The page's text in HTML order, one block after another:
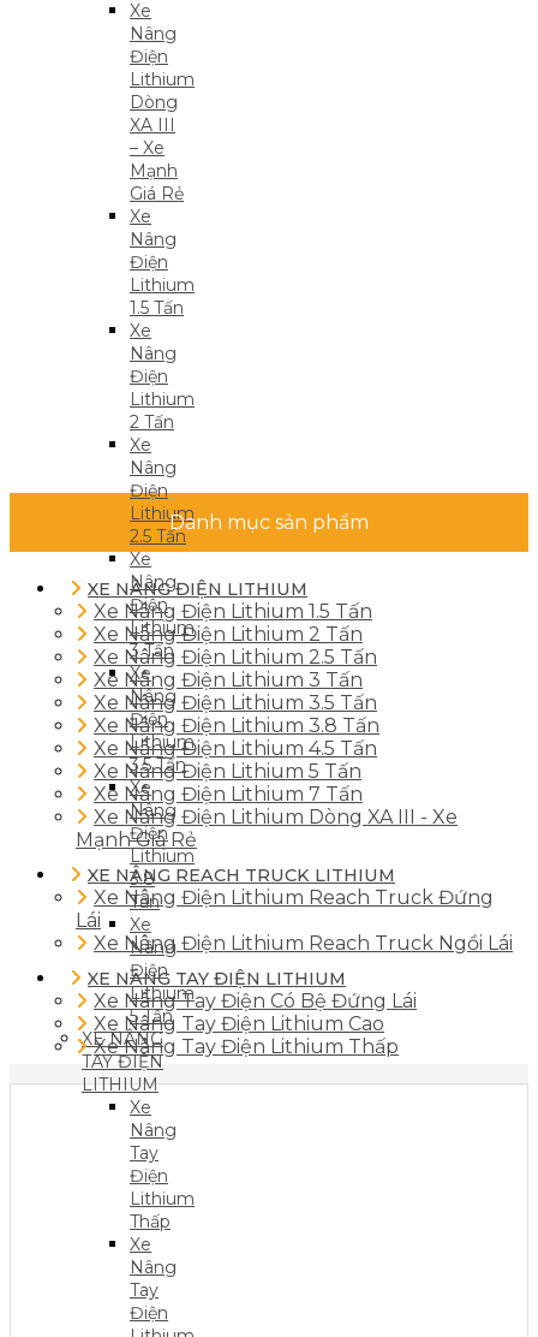
Xe
Nâng
Điện
Lithium
Dòng
XA III
– Xe
Mạnh
Giá Rẻ
Xe
Nâng
Điện
Lithium
1.5 Tấn
Xe
Nâng
Điện
Lithium
2 Tấn
Xe
Nâng
Điện
Lithium
2.5 Tấn
Xe
Nâng
Điện
Lithium
3 Tấn
Xe
Nâng
Điện
Lithium
3.5 Tấn
Xe
Nâng
Điện
Lithium
3.8
Tấn
Xe
Nâng
Điện
Lithium
5 Tấn
XE NÂNG
TAY ĐIỆN
LITHIUM
Xe
Nâng
Tay
Điện
Lithium
Thấp
Xe
Nâng
Tay
Điện
Danh mục sản phẩm
XE NÂNG ĐIỆN LITHIUM
Xe Nâng Điện Lithium 1.5 Tấn
Xe Nâng Điện Lithium 2 Tấn
Xe Nâng Điện Lithium 2.5 Tấn
Xe Nâng Điện Lithium 3 Tấn
Xe Nâng Điện Lithium 3.5 Tấn
Xe Nâng Điện Lithium 3.8 Tấn
Xe Nâng Điện Lithium 4.5 Tấn
Xe Nâng Điện Lithium 5 Tấn
Xe Nâng Điện Lithium 7 Tấn
Xe Nâng Điện Lithium Dòng XA III - Xe
Mạnh Giá Rẻ
XE NÂNG REACH TRUCK LITHIUM
Xe Nâng Điện Lithium Reach Truck Đứng
Lái
Xe Nâng Điện Lithium Reach Truck Ngồi Lái
XE NÂNG TAY ĐIỆN LITHIUM
Xe Nâng Tay Điện Có Bệ Đứng Lái
Xe Nâng Tay Điện Lithium Cao
Xe Nâng Tay Điện Lithium Thấp